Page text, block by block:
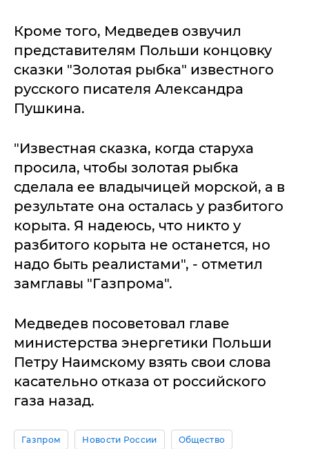
Кроме того, Медведев озвучил
представителям Польши концовку
сказки "Золотая рыбка" известного
русского писателя Александра
Пушкина.
"Известная сказка, когда старуха
просила, чтобы золотая рыбка
сделала ее владычицей морской, а в
результате она осталась у разбитого
корыта. Я надеюсь, что никто у
разбитого корыта не останется, но
надо быть реалистами", - отметил
замглавы "Газпрома".
Медведев посоветовал главе
министерства энергетики Польши
Петру Наимскому взять свои слова
касательно отказа от российского
газа назад.
Газпром Новости России Общество